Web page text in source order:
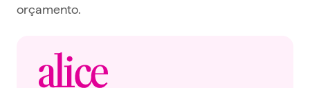
orçamento.